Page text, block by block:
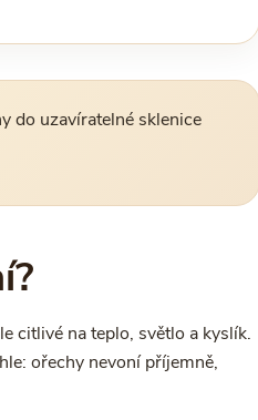
do uzavíratelné sklenice
citlivé na teplo, světlo a kyslík.
ořechy nevoní příjemně,